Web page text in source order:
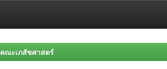
คณะเภสัชศาสตร์